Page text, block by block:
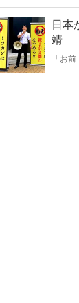
日本
靖
「お
す」